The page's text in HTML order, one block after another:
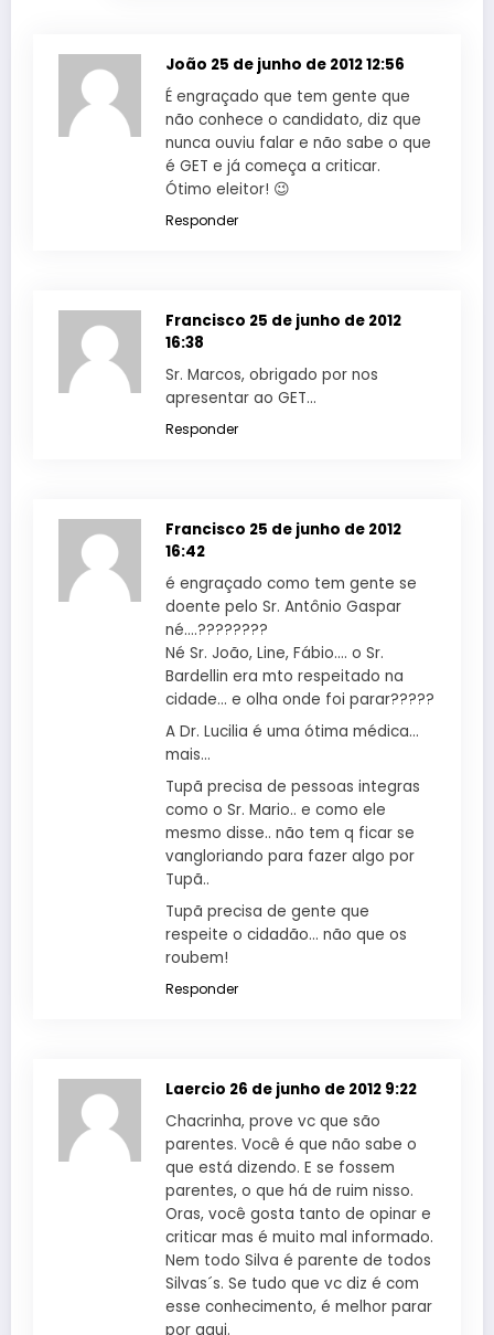
João 25 de junho de 2012 12:56
É engraçado que tem gente que
não conhece o candidato, diz que
nunca ouviu falar e não sabe o que
é GET e já começa a criticar.
Ótimo eleitor! 😉
Responder
Francisco 25 de junho de 2012
16:38
Sr. Marcos, obrigado por nos
apresentar ao GET…
Responder
Francisco 25 de junho de 2012
16:42
é engraçado como tem gente se
doente pelo Sr. Antônio Gaspar
né….????????
Né Sr. João, Line, Fábio…. o Sr.
Bardellin era mto respeitado na
cidade… e olha onde foi parar?????
A Dr. Lucilia é uma ótima médica…
mais…
Tupã precisa de pessoas integras
como o Sr. Mario.. e como ele
mesmo disse.. não tem q ficar se
vangloriando para fazer algo por
Tupã..
Tupã precisa de gente que
respeite o cidadão… não que os
roubem!
Responder
Laercio 26 de junho de 2012 9:22
Chacrinha, prove vc que são
parentes. Você é que não sabe o
que está dizendo. E se fossem
parentes, o que há de ruim nisso.
Oras, você gosta tanto de opinar e
criticar mas é muito mal informado.
Nem todo Silva é parente de todos
Silvas´s. Se tudo que vc diz é com
esse conhecimento, é melhor parar
por aqui.